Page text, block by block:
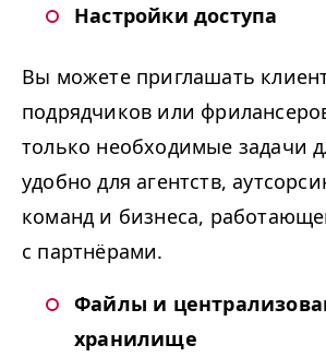
Настройки доступа
Вы можете приглашать
подрядчиков или
только необходимые задачи
удобно для агентств,
команд и бизнеса,
с партнёрами.
Файлы и
хранилище